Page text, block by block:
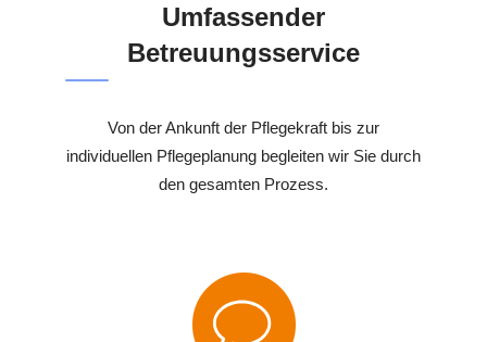
Umfassender
Betreuungsservice
Von der Ankunft der Pflegekraft bis zur
individuellen Pflegeplanung begleiten wir Sie durch
den gesamten Prozess.